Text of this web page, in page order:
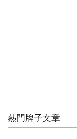
熱門牌子文章